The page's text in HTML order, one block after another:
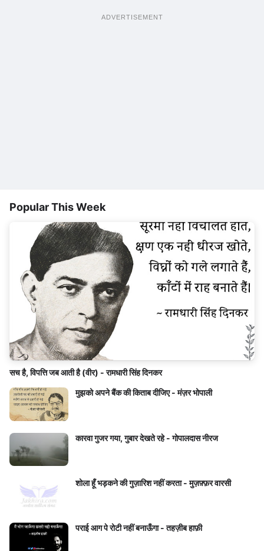
ADVERTISEMENT
Popular This Week
सच है, विपत्ति जब आती है (वीर) - रामधारी सिंह दिनकर
मुझको अपने बैंक की किताब दीजिए - मंज़र भोपाली
कारवा गुजर गया, गुबार देखते रहे - गोपालदास नीरज
शोला हूँ भड़कने की गुज़ारिश नहीं करता - मुज़फ़्फ़र वारसी
पराई आग पे रोटी नहीं बनाऊँगा - तहज़ीब हाफ़ी